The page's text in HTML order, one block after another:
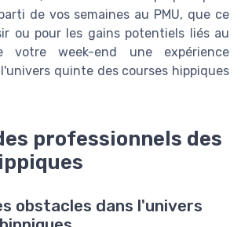
de vos semaines au PMU, que ce
ou pour les gains potentiels liés au
week-end une expérience
quinte des courses hippiques
professionnels des
obstacles dans l'univers